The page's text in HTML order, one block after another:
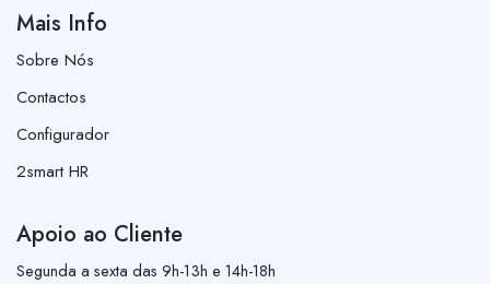
Mais Info
Sobre Nós
Contactos
Configurador
2smart HR
Apoio ao Cliente
Segunda a sexta das 9h-13h e 14h-18h